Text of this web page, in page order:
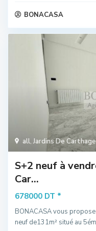
BONACASA
all,Jardins De Carthage
S+2 neuf à
Car...
678000 DT *
BONACASA vous
neuf de131m² situé au